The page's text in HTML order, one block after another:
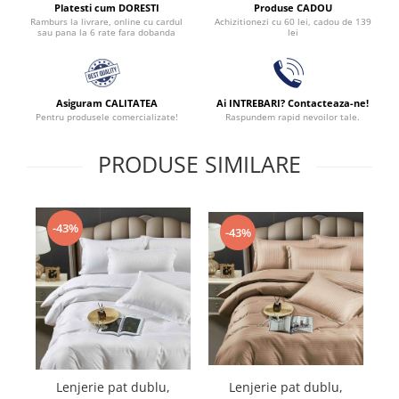
Platesti cum DORESTI
Ramburs la livrare, online cu cardul
sau pana la 6 rate fara dobanda
Produse CADOU
Achizitionezi cu 60 lei, cadou de 139
lei
Asiguram CALITATEA
Pentru produsele comercializate!
Ai INTREBARI? Contacteaza-ne!
Raspundem rapid nevoilor tale.
PRODUSE SIMILARE
-43%
Lenjerie pat dublu,
-43%
Lenjerie pat dublu,